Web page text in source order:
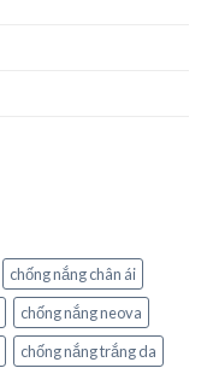
chống nắng chân ái
chống nắng neova
chống nắng trắng da